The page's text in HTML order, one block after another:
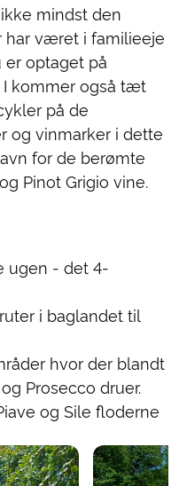
mindst den
har været i familieeje
optaget på
I kommer også tæt
på de
og vinmarker i dette
for de berømte
Pinot Grigio vine.
ugen - det 4-
i baglandet til
hvor der blandt
Prosecco druer.
og Sile floderne